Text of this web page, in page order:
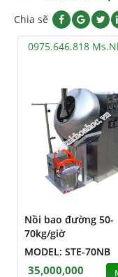
Chia sẽ
0975.646.818
Nồi bao đường 50-
70kg/giờ
MODEL: STE-70NB
35,000,000